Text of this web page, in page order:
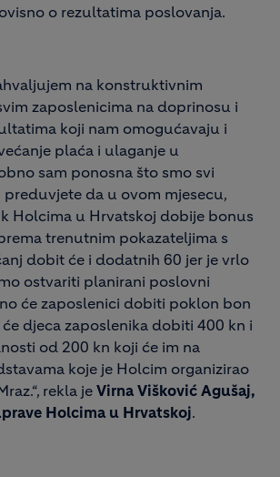
o rezultatima poslovanja.
na konstruktivnim
zaposlenicima na doprinosu i
koji nam omogućavaju i
plaća i ulaganje u
sam ponosna što smo svi
da u ovom mjesecu,
Holcima u Hrvatskoj dobije bonus
trenutnim pokazateljima s
dobit će i dodatnih 60 jer je vrlo
ostvariti planirani poslovni
će zaposlenici dobiti poklon bon
djeca zaposlenika dobiti 400 kn i
od 200 kn koji će im na
koje je Holcim organizirao
rekla je Virna Višković Agušaj,
Holcima u Hrvatskoj.